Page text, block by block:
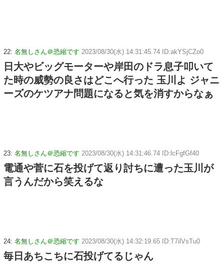
22: 名無しさん＠恐縮です 2023/08/30(水) 14:31:45.74 ID:akYSjCZo0
日大やビッグモーターや岸田のドラ息子叩いて
た時の威勢の良さはどこへ行った 玉川よ ジャニ
ーズのケツアナ問題になると気を消すからなぁ
23: 名無しさん＠恐縮です 2023/08/30(水) 14:31:46.74 ID:lcFgfGf40
電通や菅に石を投げて返り討ちに遭った玉川が
言うんだから笑えるな
24: 名無しさん＠恐縮です 2023/08/30(水) 14:32:19.65 ID:T7ilVsTu0
毎日あちこちに石投げてるじゃん